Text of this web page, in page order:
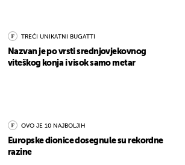
TREĆI UNIKATNI BUGATTI
Nazvan je po vrsti srednjovjekovnog
viteškog konja i visok samo metar
OVO JE 10 NAJBOLJIH
Europske dionice dosegnule su rekordne
razine